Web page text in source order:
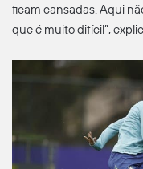
ficam cansadas. Aqui
que é muito difícil”,